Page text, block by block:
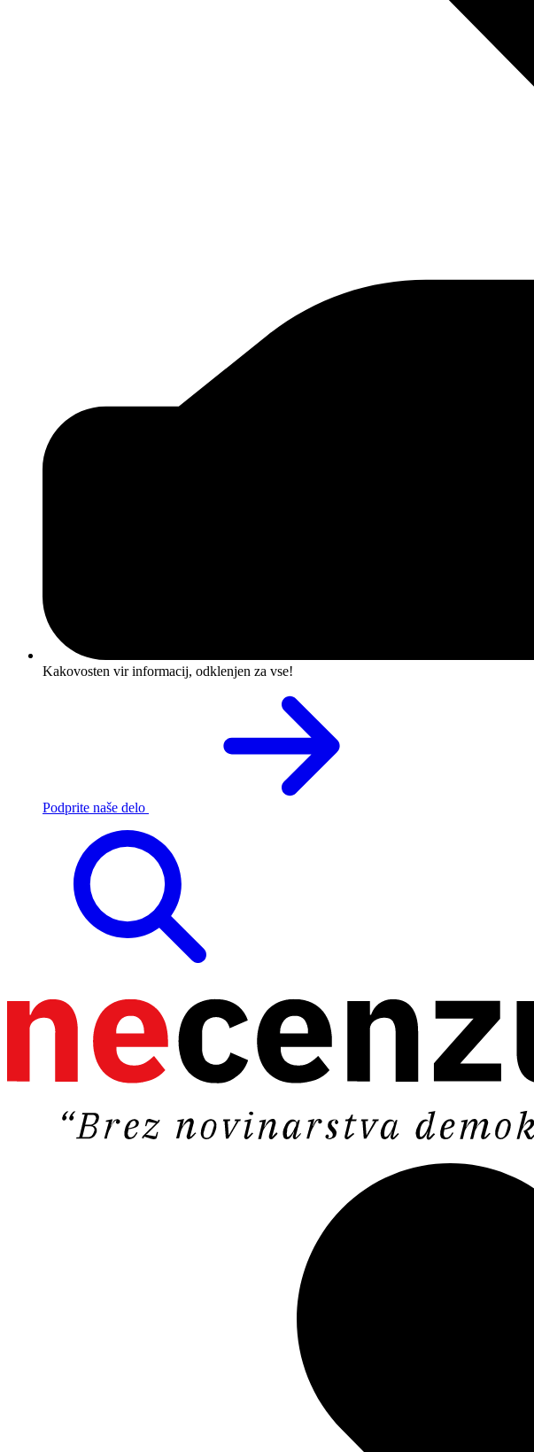
Kakovosten vir informacij, odklenjen za vse!
Podprite naše delo